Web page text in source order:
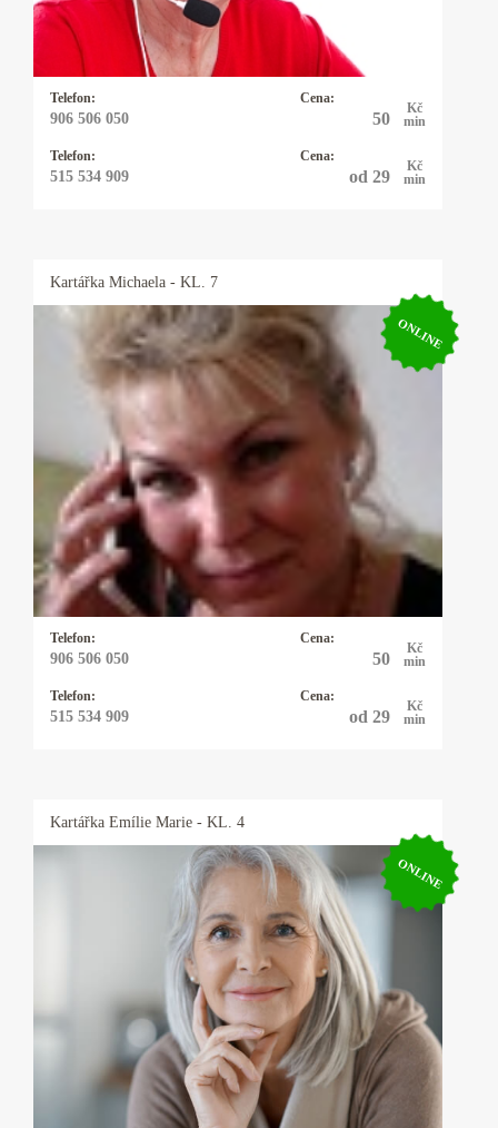
Telefon:
906 506 050
Cena:
50
Kč
min
Telefon:
515 534 909
Cena:
od 29
Kč
min
zkušenosti a spokojení klienti. Ráda pomohu
tam, kde se sami ztrácíte.
Kartářka Michaela - KL. 7
ONLINE
Telefon:
906 506 050
Cena:
50
Kč
min
Telefon:
515 534 909
Cena:
od 29
Kč
min
Kartářka Michaela
Pro své klienty je Michaela pojmem, neboť ví
ihned jádro problému a je velmi přesná, pokud
potřebujete rychlou, jasnou odpověď můžete
zvolit právě ji a budete překvapeni, co vše ví.
Kartářka Emílie Marie - KL. 4
ONLINE
Kartářka Emílie Marie
30 let praxe. Výklad karet, kyvadlo, virgule a
alternativní životní styly, znalosti předávané po
generace. Podíváme se možné věci budoucí v
každé životní oblasti. Vysoká preciznost.